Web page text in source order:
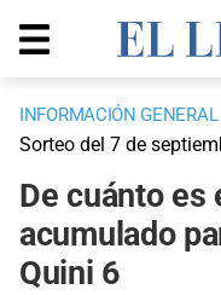
INFORMACIÓN GENERAL
Sorteo del 7 de
De cuánto es
acumulado
Quini 6